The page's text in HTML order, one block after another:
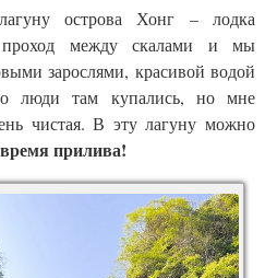
острова Хонг – лодка
проход между скалами и мы
зарослями, красивой водой
люди там купались, но мне
чистая. В эту лагуну можно
прилива!